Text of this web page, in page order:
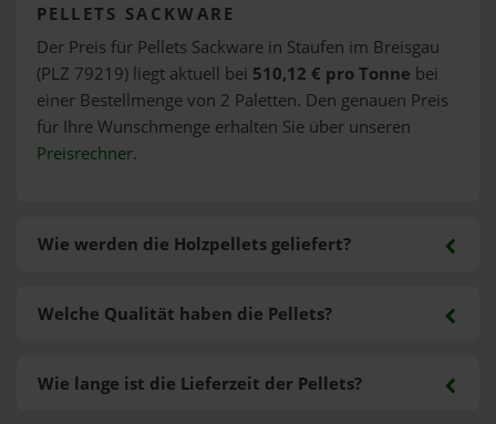
PELLETS SACKWARE
Der Preis für Pellets Sackware in Staufen im Breisgau
(PLZ 79219) liegt aktuell bei 510,12 € pro Tonne bei
einer Bestellmenge von 2 Paletten. Den genauen Preis
für Ihre Wunschmenge erhalten Sie über unseren
Preisrechner.
Wie werden die Holzpellets geliefert?
Welche Qualität haben die Pellets?
Wie lange ist die Lieferzeit der Pellets?